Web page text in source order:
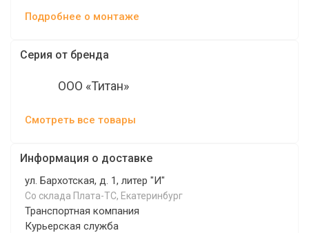
Подробнее о монтаже
Серия от бренда
ООО «Титан»
Смотреть все товары
Информация о доставке
ул. Бархотская, д. 1, литер "И"
Со склада Плата-ТС, Екатеринбург
Транспортная компания
Курьерская служба